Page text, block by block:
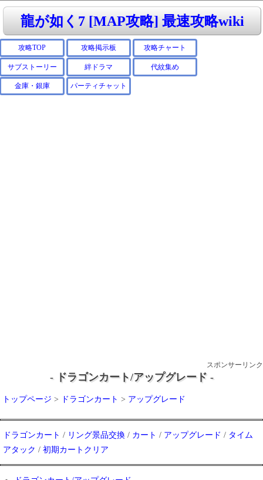
龍が如く7 [MAP攻略] 最速攻略wiki
攻略TOP 攻略掲示板 攻略チャート
サブストーリー 絆ドラマ 代紋集め
金庫・銀庫 パーティチャット
スポンサーリンク
- ドラゴンカート/アップグレード -
トップページ > ドラゴンカート > アップグレード
ドラゴンカート / リング景品交換 / カート / アップグレード / タイム
アタック / 初期カートクリア